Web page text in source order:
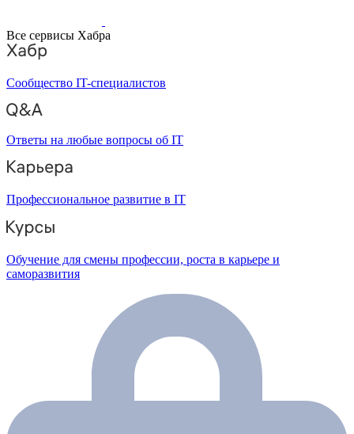
Все сервисы Хабра
Сообщество IT-специалистов
Ответы на любые вопросы об IT
Профессиональное развитие в IT
Обучение для смены профессии, роста в карьере и
саморазвития